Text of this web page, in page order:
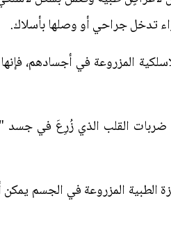
تدخل جراحي أو وصلها بأسلاك.
المزروعة في أجسادهم،
ضربات القلب الذي زُرِعَ في جسد
الطبية المزروعة في الجسم يمكن